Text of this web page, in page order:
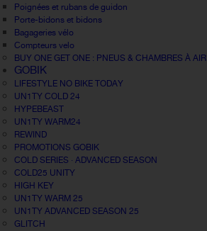
Poignées et rubans de guidon
Porte-bidons et bidons
Bagageries vélo
Compteurs velo
BUY ONE GET ONE : PNEUS & CHAMBRES À AIR
GOBIK
LIFESTYLE NO BIKE TODAY
UN1TY COLD 24
HYPEBEAST
UN1TY WARM24
REWIND
PROMOTIONS GOBIK
COLD SERIES · ADVANCED SEASON
COLD25 UNITY
HIGH KEY
UN1TY WARM 25
UN1TY ADVANCED SEASON 25
GLITCH